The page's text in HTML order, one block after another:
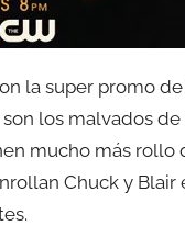
la super promo de
los malvados
mucho más rollo
Chuck y